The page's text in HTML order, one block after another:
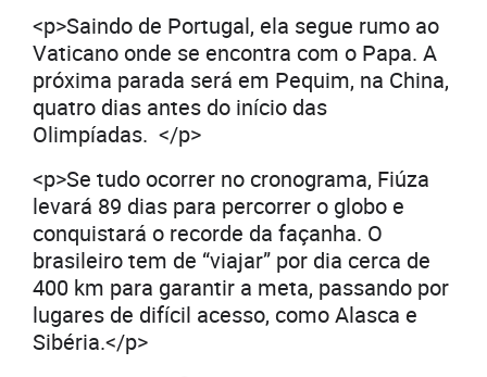
<p>Saindo de Portugal, ela segue rumo ao
Vaticano onde se encontra com o Papa. A
próxima parada será em Pequim, na China,
quatro dias antes do início das
Olimpíadas. </p>
<p>Se tudo ocorrer no cronograma, Fiúza
levará 89 dias para percorrer o globo e
conquistará o recorde da façanha. O
brasileiro tem de “viajar” por dia cerca de
400 km para garantir a meta, passando por
lugares de difícil acesso, como Alasca e
Sibéria.</p>